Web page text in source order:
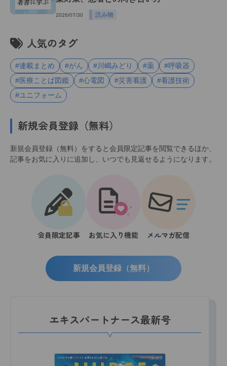
2026/07/30 読み物
人気のタグ
#連載まとめ #がん #川嶋みどり #薬
#呼吸器
#医療ことば図鑑
#心電図 #災害看護
#看護技術
#ユニフォーム
新規会員登録（無料）
新規会員登録（無料）をすると会員限定記事を閲覧できるほか、
記事をお気に入りに追加し、いつでも見返せるようになります。
会員限定記事 お気に入り機能 メルマガ配信
新規会員登録（無料）
エキスパートナース最新号